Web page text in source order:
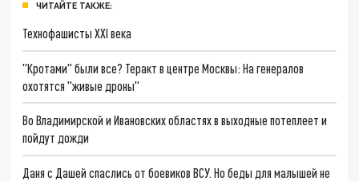
ЧИТАЙТЕ ТАКЖЕ:
Технофашисты XXI века
"Кротами" были все? Теракт в центре Москвы: На генералов
охотятся "живые дроны"
Во Владимирской и Ивановских областях в выходные потеплеет и
пойдут дожди
Даня с Дашей спаслись от боевиков ВСУ. Но беды для малышей не